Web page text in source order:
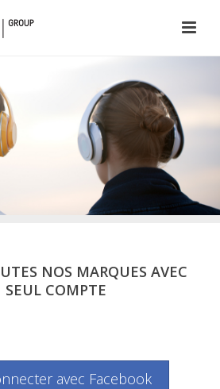
NOS MARQUES AVEC
SEUL COMPTE
avec Facebook